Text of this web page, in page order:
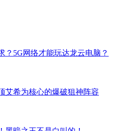
？5G网络才能玩达龙云电脑？
艾希为核心的爆破狙神阵容